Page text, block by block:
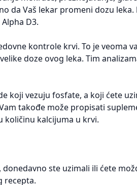
da Vaš lekar promeni dozu
D3.
kontrole krvi. To je veoma
doze ovog leka. Tim
koji vezuju fosfate, a koji ćete
takođe može propisati
količinu kalcijuma u krvi.
ste uzimali ili ćete
recepta.